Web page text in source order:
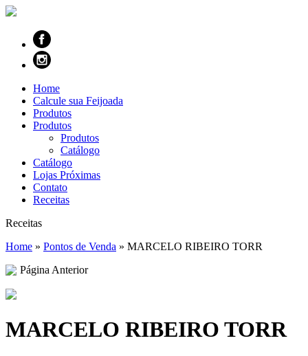
Home
Calcule sua Feijoada
Produtos
Produtos
Produtos
Catálogo
Catálogo
Lojas Próximas
Contato
Receitas
Receitas
Home » Pontos de Venda » MARCELO RIBEIRO TORR
Página Anterior
MARCELO RIBEIRO TORR